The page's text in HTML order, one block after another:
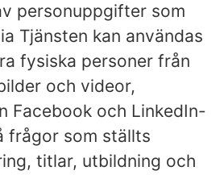
personuppgifter som
Tjänsten kan användas
fysiska personer från
och videor,
Facebook och LinkedIn-
frågor som ställts
titlar, utbildning och